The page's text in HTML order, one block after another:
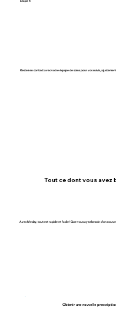
Étape 4
Restez en contact avec votre équipe de soins pour vos suivis,
Tout ce dont vous avez
Avec Medzy, tout est rapide et facile ! Que vous ayez besoin d'un
Obtenir une nouvelle